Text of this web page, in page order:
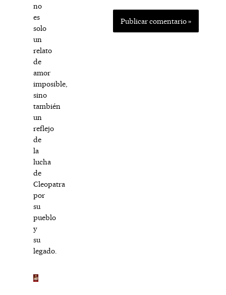
no
es
solo
un
relato
de
amor
imposible,
sino
también
un
reflejo
de
la
lucha
de
Cleopatra
por
su
pueblo
y
su
legado.